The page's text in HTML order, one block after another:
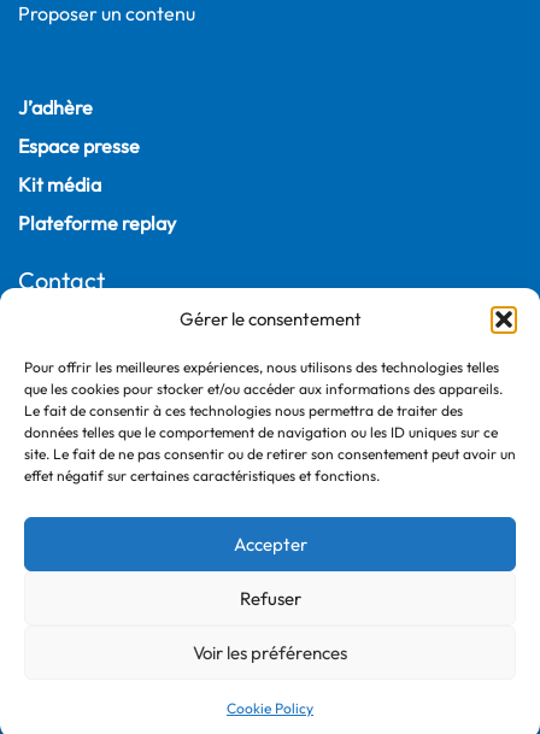
Gérer le consentement
Pour offrir les meilleures expériences, nous utilisons des technologies telles
que les cookies pour stocker et/ou accéder aux informations des appareils.
Le fait de consentir à ces technologies nous permettra de traiter des
données telles que le comportement de navigation ou les ID uniques sur ce
site. Le fait de ne pas consentir ou de retirer son consentement peut avoir un
effet négatif sur certaines caractéristiques et fonctions.
Accepter
Refuser
Voir les préférences
Cookie Policy
Proposer un contenu
J’adhère
Espace presse
Kit média
Plateforme replay
Contact
75009 Paris – France
+33 (0)1 55 04 05 03
©2026 France Ville Durable
Politique de confidentialité